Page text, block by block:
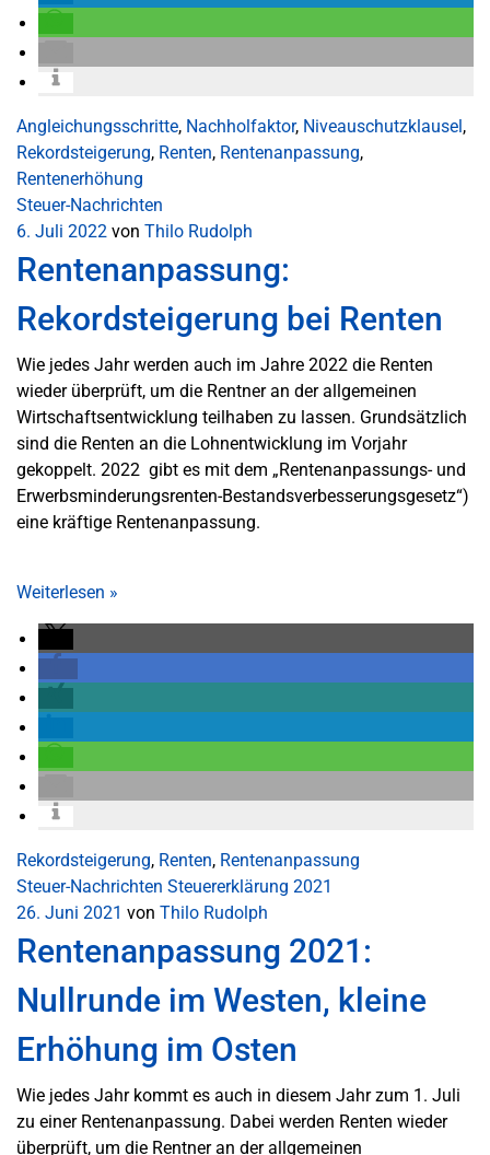
Angleichungsschritte, Nachholfaktor, Niveauschutzklausel,
Rekordsteigerung, Renten, Rentenanpassung,
Rentenerhöhung
Steuer-Nachrichten
6. Juli 2022 von Thilo Rudolph
Rentenanpassung:
Rekordsteigerung bei Renten
Wie jedes Jahr werden auch im Jahre 2022 die Renten
wieder überprüft, um die Rentner an der allgemeinen
Wirtschaftsentwicklung teilhaben zu lassen. Grundsätzlich
sind die Renten an die Lohnentwicklung im Vorjahr
gekoppelt. 2022 gibt es mit dem „Rentenanpassungs- und
Erwerbsminderungsrenten-Bestandsverbesserungsgesetz“)
eine kräftige Rentenanpassung.
Weiterlesen »
Rekordsteigerung, Renten, Rentenanpassung
Steuer-Nachrichten Steuererklärung 2021
26. Juni 2021 von Thilo Rudolph
Rentenanpassung 2021:
Nullrunde im Westen, kleine
Erhöhung im Osten
Wie jedes Jahr kommt es auch in diesem Jahr zum 1. Juli
zu einer Rentenanpassung. Dabei werden Renten wieder
überprüft, um die Rentner an der allgemeinen